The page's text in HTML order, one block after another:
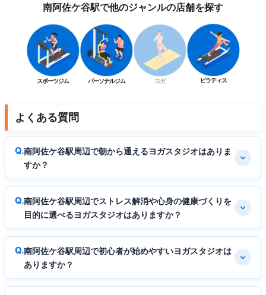
南阿佐ケ谷駅で他のジャンルの店舗を探す
スポーツジム パーソナルジム ヨガ ピラティス
よくある質問
南阿佐ケ谷駅周辺で朝から通えるヨガスタジオはありま
すか？
南阿佐ケ谷駅周辺でストレス解消や心身の健康づくりを
目的に選べるヨガスタジオはありますか？
南阿佐ケ谷駅周辺で初心者が始めやすいヨガスタジオは
ありますか？